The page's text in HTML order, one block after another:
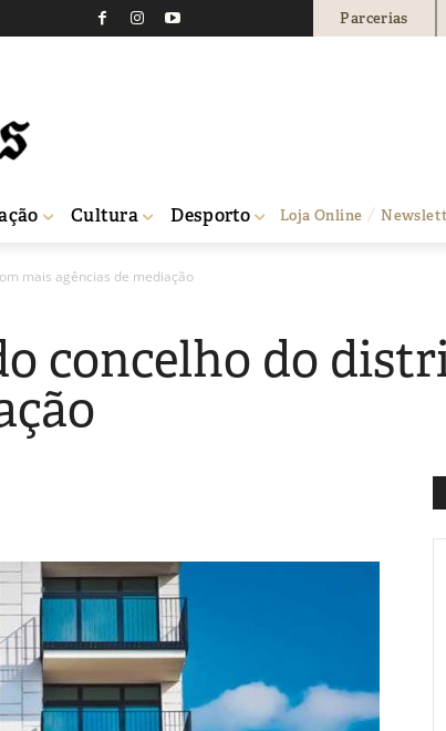
Parcerias
Cultura Desporto Loja Online
mais agências de mediação
concelho do